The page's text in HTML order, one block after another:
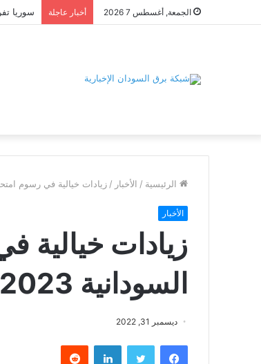
الجمعة, أغسطس 7 2026 أخبار عاجلة
الرئيسية / الأخبار / زيادات خيالية في رسوم
الأخبار
زيادات خيالية
السودانية 2023
ديسمبر 31, 2022
فيسبوك تويتر لينكدإن